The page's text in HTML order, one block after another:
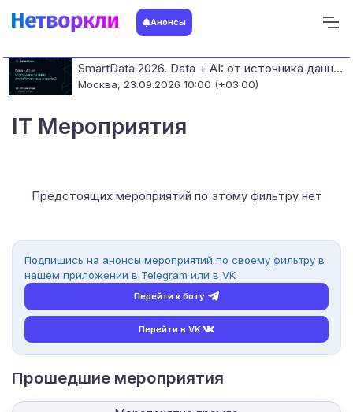
Анонсы
SmartData 2026. Data + AI: от источника данных до работающих моделей
Москва, 23.09.2026 10:00 (+03:00)
IT Мероприятия
Предстоящих мероприятий по этому фильтру нет
Подпишись на анонсы мероприятий по своему фильтру в
нашем приложении в Telegram или в VK
Перейти к боту
Перейти в VK
Прошедшие мероприятия